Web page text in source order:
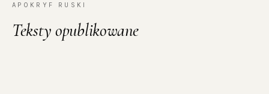
APOKRYF RUSKI
Teksty opublikowane